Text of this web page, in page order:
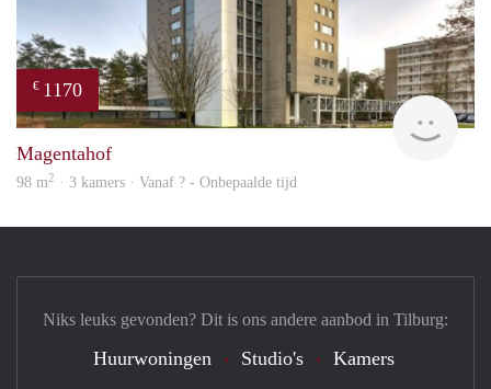
€ 1170
Magentahof
98 m2 · 3 kamers · Vanaf ? - Onbepaalde tijd
Niks leuks gevonden? Dit is ons andere aanbod in Tilburg:
Huurwoningen Studio's Kamers